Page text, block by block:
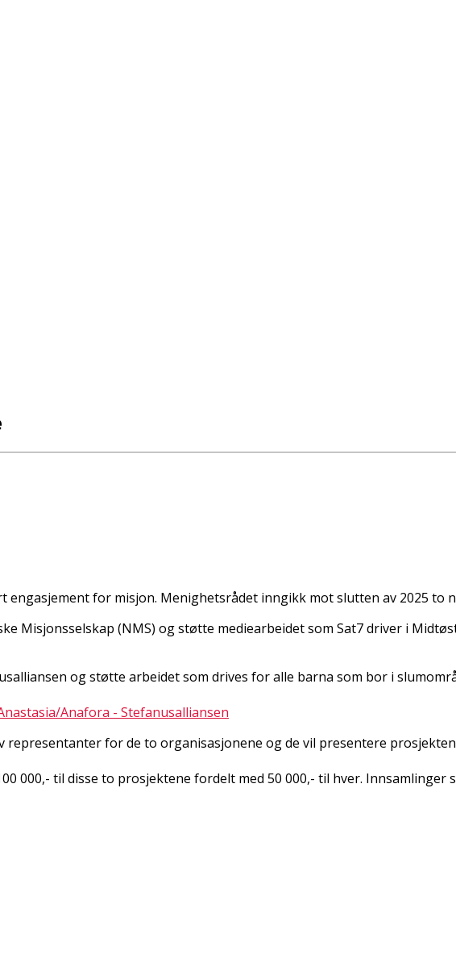
for misjon. Menighetsrådet inngikk mot slutten av 2025 to
Misjonsselskap (NMS) og støtte mediearbeidet som Sat7 driver i
og støtte arbeidet som drives for alle barna som bor i
Anafora - Stefanusalliansen
representanter for de to organisasjonene og de vil presentere
000,- til disse to prosjektene fordelt med 50 000,- til hver. Innsamlinger